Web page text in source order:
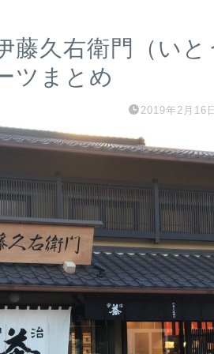
藤久右衛門（いと
ツまとめ
2019年2月16